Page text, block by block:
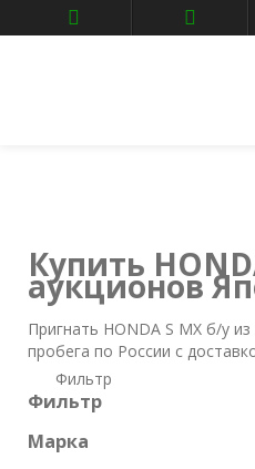
Главная
Авто аукционы
Купить
аукционов
Пригнать HONDA S MX б/у
пробега по России с
Фильтр
Фильтр
Марка